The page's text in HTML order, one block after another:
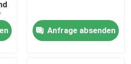
Schutzbereich
Anfrage absenden